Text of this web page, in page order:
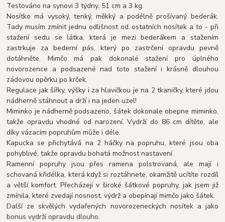
Testováno na synovi 3 týdny, 51 cm a 3 kg.
Nosítko má vysoký, tenký, měkký a podélně prošívaný bederák.
Tady musím zmínit jednu odlišnost od ostatních nosítek a to - při
stažení sedu se látka, která je mezi bederákem a stažením
zastrkuje za bederní pás, který po zastrčení opravdu pevně
dotáhněte. Mimčo má pak dokonalé stažení pro úplného
novorozence a podsazené nad toto stažení i krásně dlouhou
zádovou opěrku po krček.
Regulace jak šířky, výšky i za hlavičkou je na 2 tkaničky, které jdou
nádherně stáhnout a drží i na jeden uzel!
Miminko je nádherně podsazeno, šátek dokonale obepne miminko,
takže opravdu vhodné od narození. Vydrží do 86 cm dítěte, ale
díky vázacím popruhům může i déle.
Kapucka se přichytává na 2 háčky na popruhu, které jsou oba
pohyblivé, takže opravdu bohatá možnost nastavení.
Ramenní popruhy jsou přes ramena polstrovaná, ale mají i
schovaná křidélka, která když si roztáhnete, okamžitě ucítíte rozdíl
a větší komfort. Přecházejí v široké šátkové popruhy, jak jsem již
zmínila, které zvedají nosnost, výdrž a obepínají mimčo jako šátek.
Další ze skvělých vydařených novorozeneckých nosítek a jako
bonus vydrží opravdu dlouho.